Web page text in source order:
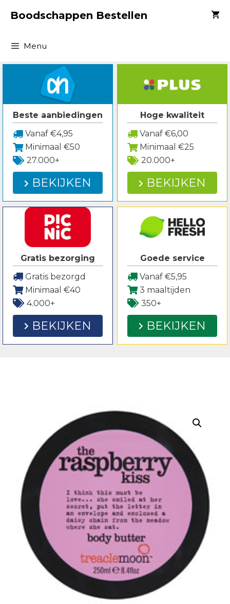
naarBoodschappen Bestellen
Menu
Beste aanbiedingen
Vanaf €4,95
Minimaal €50
27.000+
BEKIJKEN
Hoge kwaliteit
Vanaf €6,00
Minimaal €25
20.000+
BEKIJKEN
Gratis bezorging
Gratis bezorgd
Minimaal €40
4.000+
BEKIJKEN
Goede service
Vanaf €5,95
3 maaltijden
350+
BEKIJKEN